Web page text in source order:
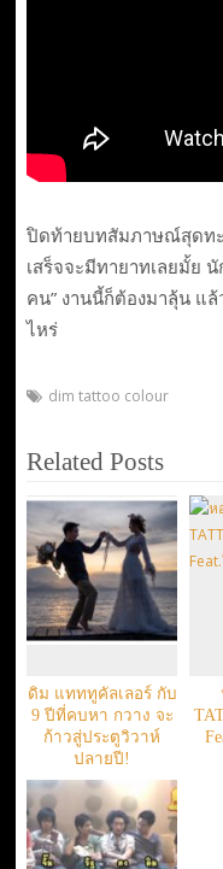
ปิดท้ายบทสัมภาษณ์สุดทะ
เสร็จจะมีทายาทเลยมั้ย
คน” งานนี้ก็ต้องมาลุ้น แ
ไหร่
dim tattoo colour
Related Posts
ดิม แทททูคัลเลอร์ กับ
9 ปีที่คบหา กวาง จะ
ก้าวสู่ประตูวิวาห์
ปลายปี!